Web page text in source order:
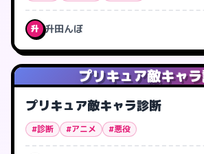
升 升田んぼ
プリキュア敵キャ
プリキュア敵キャラ診断
#診断 #アニメ #悪役